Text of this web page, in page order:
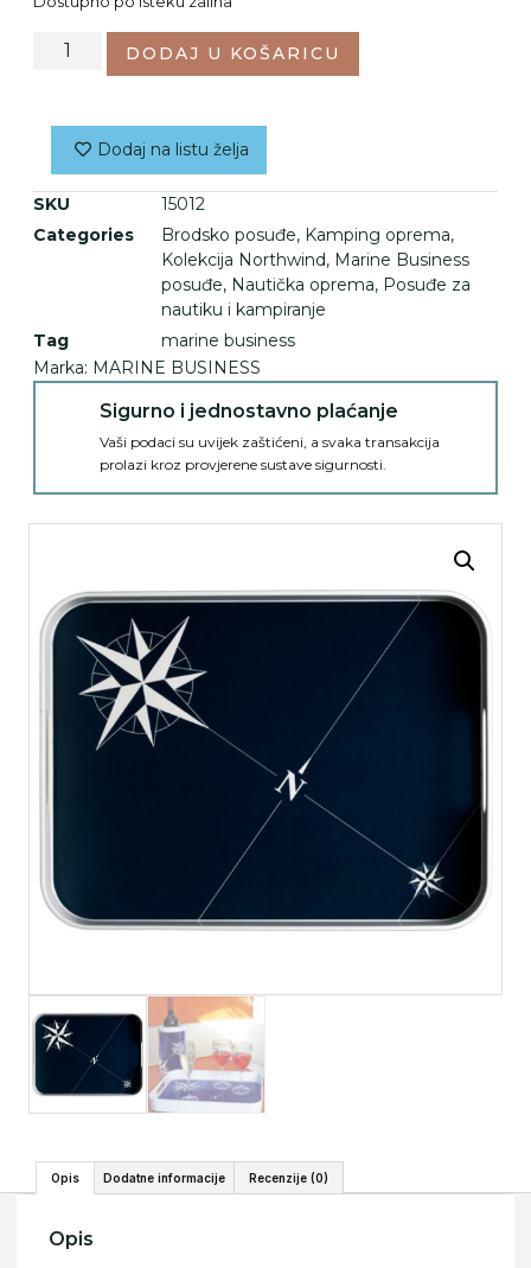
DODAJ U KOŠARICU
Dodaj na listu želja
SKU
15012
Categories
Brodsko posuđe, Kamping oprema,
Kolekcija Northwind, Marine Business
posuđe, Nautička oprema, Posuđe za
nautiku i kampiranje
Tag
marine business
Marka: MARINE BUSINESS
Sigurno i jednostavno plaćanje
Vaši podaci su uvijek zaštićeni, a svaka transakcija
prolazi kroz provjerene sustave sigurnosti.
Opis Dodatne informacije Recenzije (0)
Opis